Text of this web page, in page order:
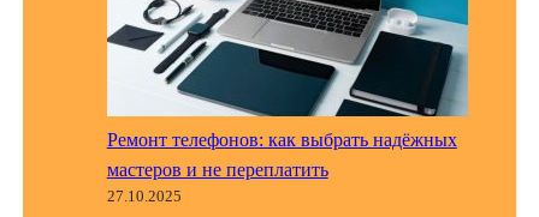
Ремонт телефонов: как выбрать надёжных
мастеров и не переплатить
27.10.2025